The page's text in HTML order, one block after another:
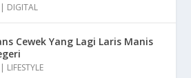
| DIGITAL
Cewek Yang Lagi Laris Manis
| LIFESTYLE